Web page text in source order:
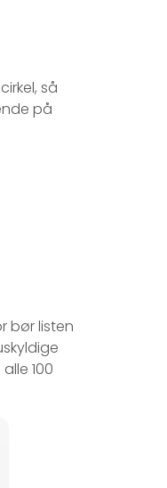
så
på
bør listen
100